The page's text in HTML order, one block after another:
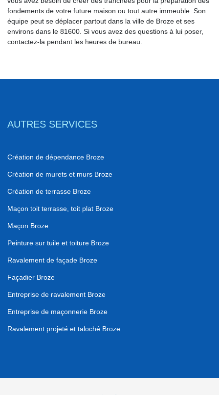
fondements de votre future maison ou tout autre immeuble. Son
équipe peut se déplacer partout dans la ville de Broze et ses
environs dans le 81600. Si vous avez des questions à lui poser,
contactez-la pendant les heures de bureau.
AUTRES SERVICES
Création de dépendance Broze
Création de murets et murs Broze
Création de terrasse Broze
Maçon toit terrasse, toit plat Broze
Maçon Broze
Peinture sur tuile et toiture Broze
Ravalement de façade Broze
Façadier Broze
Entreprise de ravalement Broze
Entreprise de maçonnerie Broze
Ravalement projeté et taloché Broze